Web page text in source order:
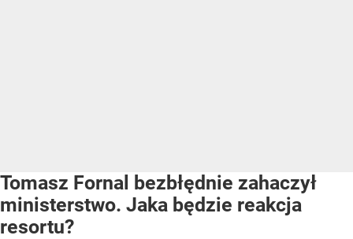
Tomasz Fornal bezbłędnie zahaczył
ministerstwo. Jaka będzie reakcja
resortu?